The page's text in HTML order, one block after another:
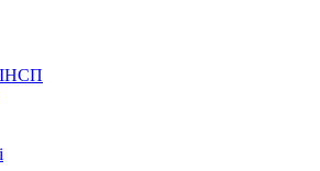
ІНСП